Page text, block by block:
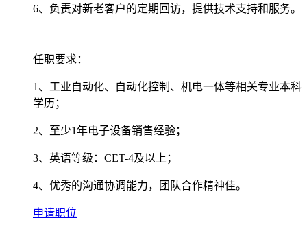
6、负责对新老客户的定期回访，提供技术支持和服务。
任职要求：
1、工业自动化、自动化控制、机电一体等相关专业本科
学历；
2、至少1年电子设备销售经验；
3、英语等级：CET-4及以上；
4、优秀的沟通协调能力，团队合作精神佳。
申请职位